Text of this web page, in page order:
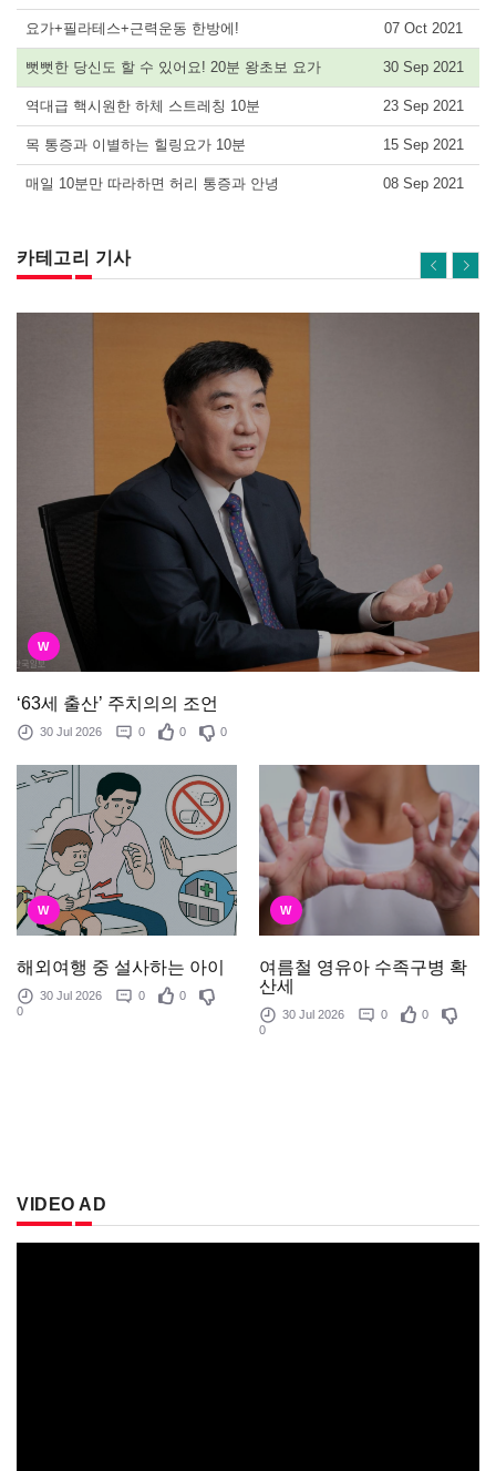
요가+필라테스+근력운동 한방에! 07 Oct 2021
뻣뻣한 당신도 할 수 있어요! 20분 왕초보 요가 30 Sep 2021
역대급 핵시원한 하체 스트레칭 10분 23 Sep 2021
목 통증과 이별하는 힐링요가 10분 15 Sep 2021
매일 10분만 따라하면 허리 통증과 안녕 08 Sep 2021
카테고리 기사
W
‘63세 출산’ 주치의의 조언
30 Jul 2026 0 0 0
W
해외여행 중 설사하는 아이
30 Jul 2026 0
0
0
W
여름철 영유아 수족구병 확
산세
30 Jul 2026 0
0
0
VIDEO AD